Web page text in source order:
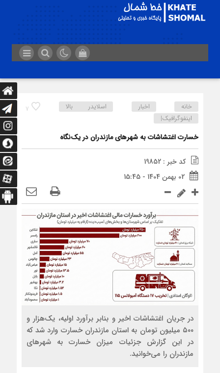
7 خانه اخبار
اسلایدر بالا
اینفوگرافیک|
خسارت اغتشاشات به شهرهای مازندران در یک‌نگاه
کد خبر : 19852
02 بهمن 1404 - 15:45
در جریان اغتشاشات اخیر و بنابر برآورد اولیه، یک‌‌هزار و
۵۰۰ میلیون تومان به استان مازندران خسارت وارد شد که
در این گزارش جزئیات میزان خسارت به شهرهای
مازندران را می‌خوانید.